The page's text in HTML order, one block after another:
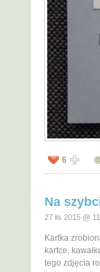
6
Na
27 lis 2015 @
Kartka
kartce,
tego zdjęcia